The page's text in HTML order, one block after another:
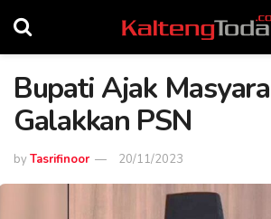
Bupati Ajak
Galakkan PSN
byTasrifinoor 20/11/2023